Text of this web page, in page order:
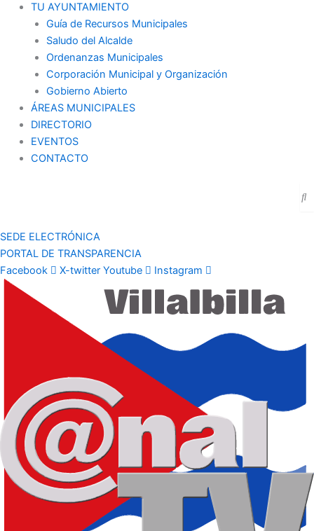
TU AYUNTAMIENTO
Guía de Recursos Municipales
Saludo del Alcalde
Ordenanzas Municipales
Corporación Municipal y Organización
Gobierno Abierto
ÁREAS MUNICIPALES
DIRECTORIO
EVENTOS
CONTACTO
SEDE ELECTRÓNICA
PORTAL DE TRANSPARENCIA
Facebook
X-twitter Youtube Instagram